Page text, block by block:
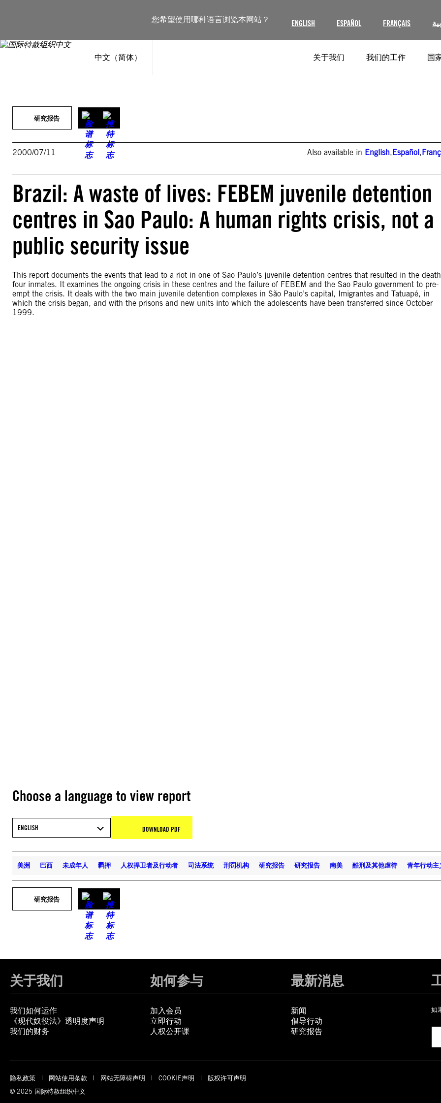
您希望使用哪种语言浏览本网站？ ENGLISH ESPAÑOL FRANÇAIS
中文（简体） 关于我们 我们的工作 国
研究报告
2000/07/11 Also available in English,Español,
Brazil: A waste of lives: FEBEM juvenile detention
centres in Sao Paulo: A human rights crisis, not a
public security issue
This report documents the events that lead to a riot in one of Sao Paulo’s juvenile detention centres that resulted in the
four inmates. It examines the ongoing crisis in these centres and the failure of FEBEM and the Sao Paulo government to pre-
empt the crisis. It deals with the two main juvenile detention complexes in São Paulo’s capital, Imigrantes and Tatuapé, in
which the crisis began, and with the prisons and new units into which the adolescents have been transferred since October
1999.
Choose a language to view report
ENGLISH DOWNLOAD PDF
美洲 巴西 未成年人 羁押 人权捍卫者及行动者 司法系统 刑罚机构 研究报告 研究报告 南美 酷刑及其他虐待 青年行动主
研究报告
关于我们
我们如何运作
《现代奴役法》透明度声明
我们的财务
如何参与
加入会员
立即行动
人权公开课
最新消息
新闻
倡导行动
研究报告
如
隐私政策 网站使用条款 网站无障碍声明 COOKIE声明
版权许可声明
© 2025 国际特赦组织中文